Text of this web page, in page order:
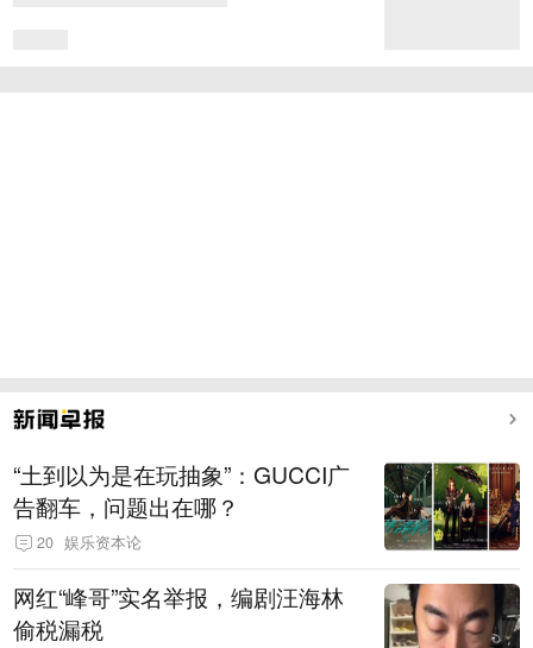
“土到以为是在玩抽象”：GUCCI广
告翻车，问题出在哪？
20 娱乐资本论
网红“峰哥”实名举报，编剧汪海林
偷税漏税